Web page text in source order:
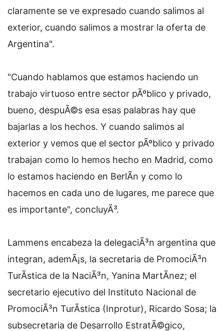
claramente se ve expresado cuando salimos al
exterior, cuando salimos a mostrar la oferta de
Argentina".
"Cuando hablamos que estamos haciendo un
trabajo virtuoso entre sector pÃºblico y privado,
bueno, despuÃ©s esa esas palabras hay que
bajarlas a los hechos. Y cuando salimos al
exterior y vemos que el sector pÃºblico y privado
trabajan como lo hemos hecho en Madrid, como
lo estamos haciendo en BerlÃ­n y como lo
hacemos en cada uno de lugares, me parece que
es importante", concluyÃ³.
Lammens encabeza la delegaciÃ³n argentina que
integran, ademÃ¡s, la secretaria de PromociÃ³n
TurÃ­stica de la NaciÃ³n, Yanina MartÃ­nez; el
secretario ejecutivo del Instituto Nacional de
PromociÃ³n TurÃ­stica (Inprotur), Ricardo Sosa; la
subsecretaria de Desarrollo EstratÃ©gico,